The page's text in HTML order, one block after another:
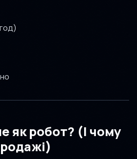
як робот? (І чому